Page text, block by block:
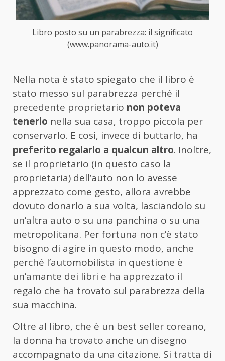
Libro posto su un parabrezza: il significato
(www.panorama-auto.it)
Nella nota è stato spiegato che il libro è
stato messo sul parabrezza perché il
precedente proprietario non poteva
tenerlo nella sua casa, troppo piccola per
conservarlo. E così, invece di buttarlo, ha
preferito regalarlo a qualcun altro. Inoltre,
se il proprietario (in questo caso la
proprietaria) dell’auto non lo avesse
apprezzato come gesto, allora avrebbe
dovuto donarlo a sua volta, lasciandolo su
un’altra auto o su una panchina o su una
metropolitana. Per fortuna non c’è stato
bisogno di agire in questo modo, anche
perché l’automobilista in questione è
un’amante dei libri e ha apprezzato il
regalo che ha trovato sul parabrezza della
sua macchina.
Oltre al libro, che è un best seller coreano,
la donna ha trovato anche un disegno
accompagnato da una citazione. Si tratta di